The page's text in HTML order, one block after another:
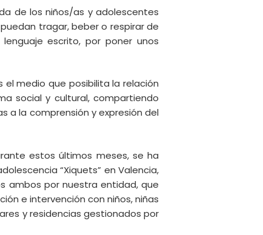
de los niños/as y adolescentes
tragar, beber o respirar de
escrito, por poner unos
el medio que posibilita la relación
social y cultural, compartiendo
a la comprensión y expresión del
estos últimos meses, se ha
“Xiquets” en Valencia,
ambos por nuestra entidad, que
e intervención con niños, niñas
y residencias gestionados por